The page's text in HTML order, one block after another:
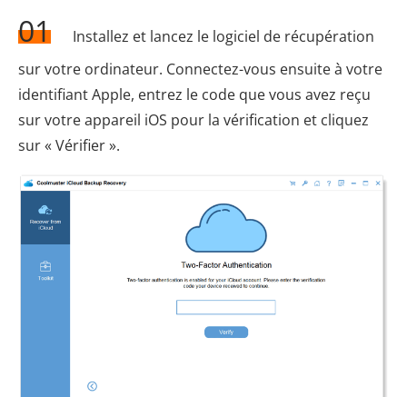
01
Installez et lancez le logiciel de récupération
sur votre ordinateur. Connectez-vous ensuite à votre
identifiant Apple, entrez le code que vous avez reçu
sur votre appareil iOS pour la vérification et cliquez
sur « Vérifier ».